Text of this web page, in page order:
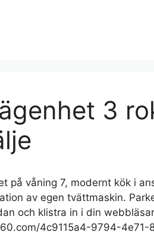
3
på våning 7, modernt kök i
av egen tvättmaskin.
och klistra in i din
4c9115a4-9794-